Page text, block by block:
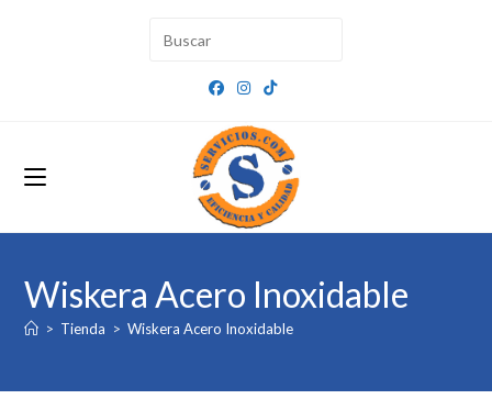
Wiskera Acero Inoxidable
> Tienda > Wiskera Acero Inoxidable